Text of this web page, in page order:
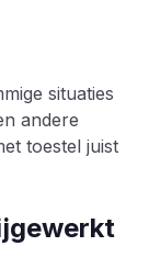
situaties
andere
toestel juist